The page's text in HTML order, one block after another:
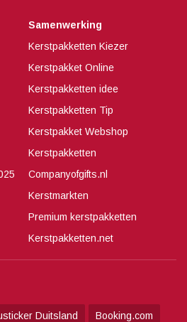
Samenwerking
Kerstpakketten Kiezer
Kerstpakket Online
Kerstpakketten idee
Kerstpakketten Tip
Kerstpakket Webshop
Kerstpakketten
Companyofgifts.nl
Kerstmarkten
Premium kerstpakketten
Kerstpakketten.net
Duitsland Booking.com